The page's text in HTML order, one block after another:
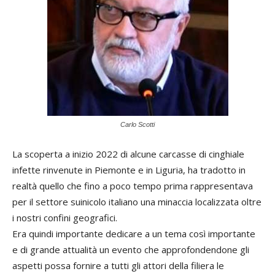
Carlo Scotti
La scoperta a inizio 2022 di alcune carcasse di cinghiale
infette rinvenute in Piemonte e in Liguria, ha tradotto in
realtà quello che fino a poco tempo prima rappresentava
per il settore suinicolo italiano una minaccia localizzata oltre
i nostri confini geografici.
Era quindi importante dedicare a un tema così importante
e di grande attualità un evento che approfondendone gli
aspetti possa fornire a tutti gli attori della filiera le